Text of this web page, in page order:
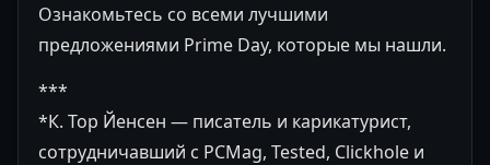
Ознакомьтесь со всеми лучшими
предложениями Prime Day, которые мы нашли.
***
*К. Тор Йенсен — писатель и карикатурист,
сотрудничавший с PCMag, Tested, Clickhole и